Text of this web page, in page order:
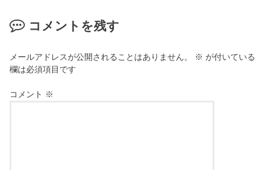
コメントを残す
メールアドレスが公開されることはありません。 ※ が付いている
欄は必須項目です
コメント ※